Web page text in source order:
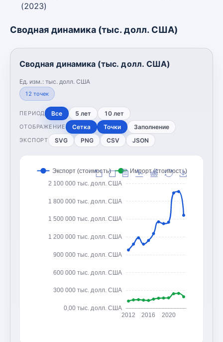
(2023)
Сводная динамика (тыс. долл. США)
Сводная динамика (тыс. долл. США)
Ед. изм.: тыс. долл. США
12 точек
ПЕРИОД Все 5 лет 10 лет
ОТОБРАЖЕНИЕ Сетка Точки Заполнение
ЭКСПОРТ SVG PNG CSV JSON
0,00 тыс. долл. США
300 000 тыс. долл. США
600 000 тыс. долл. США
900 000 тыс. долл. США
1 200 000 тыс. долл. США
1 500 000 тыс. долл. США
1 800 000 тыс. долл. США
2 100 000 тыс. долл. США
2012 2016 2020
Экспорт (стоимость) Импорт (стоимость)